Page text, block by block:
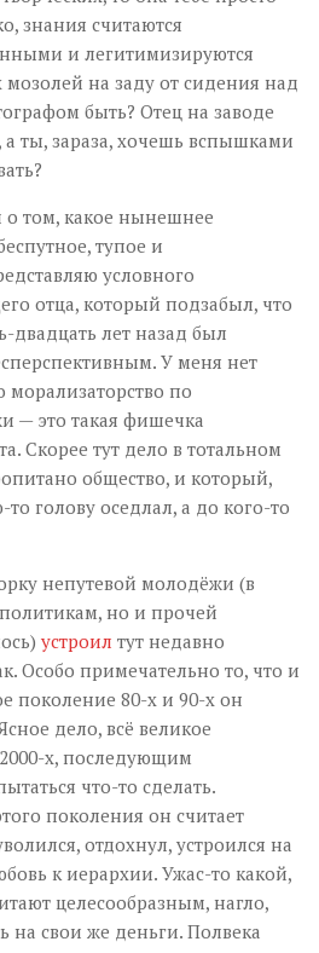
знания считаются
и легитимизируются
мозолей на заду от сидения над
быть? Отец на заводе
а ты, зараза, хочешь вспышками
о том, какое нынешнее
тупое и
условного
отца, который подзабыл, что
двадцать лет назад был
У меня нет
морализаторство по
— это такая фишечка
Скорее тут дело в тотальном
общество, и который,
голову оседлал, а до кого-то
непутевой молодёжи (в
но и прочей
устроил тут недавно
Особо примечательно то, что и
поколение 80-х и 90-х он
дело, всё великое
х, последующим
что-то сделать.
поколения он считает
отдохнул, устроился на
к иерархии. Ужас-то какой,
целесообразным, нагло,
на свои же деньги. Полвека